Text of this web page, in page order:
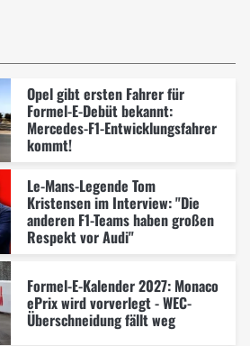
Opel gibt ersten Fahrer für
Formel-E-Debüt bekannt:
Mercedes-F1-Entwicklungsfahrer
kommt!
Le-Mans-Legende Tom
Kristensen im Interview: "Die
anderen F1-Teams haben großen
Respekt vor Audi"
Formel-E-Kalender 2027: Monaco
ePrix wird vorverlegt - WEC-
Überschneidung fällt weg